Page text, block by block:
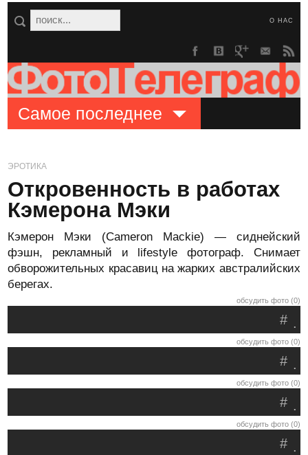
О НАС
Самое последнее
ЭРОТИКА
Откровенность в работах
Кэмерона Мэки
Кэмерон Мэки (Cameron Mackie) — сиднейский
фэшн, рекламный и lifestyle фотограф. Снимает
обворожительных красавиц на жарких австралийских
берегах.
обсудить фото (0)
.
#
обсудить фото (0)
.
#
обсудить фото (0)
.
#
обсудить фото (0)
.
#